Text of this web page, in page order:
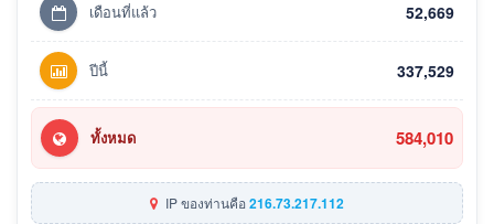
เดือนที่แล้ว 52,669
ปีนี้ 337,529
ทั้งหมด 584,010
IP ของท่านคือ216.73.217.112